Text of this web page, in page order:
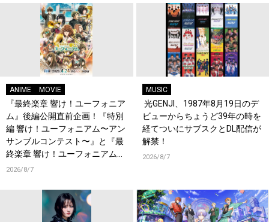
ANIME MOVIE
『最終楽章 響け！ユーフォニア
ム』後編公開直前企画！『特別
編 響け！ユーフォニアム〜アン
サンブルコンテスト〜』と『最
終楽章 響け！ユーフォニアム』
前編の一挙上映が決定！
2026/8/7
MUSIC
光GENJI、1987年8月19日のデ
ビューからちょうど39年の時を
経てついにサブスクとDL配信が
解禁！
2026/8/7